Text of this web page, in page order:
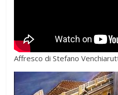
Affresco di Stefano